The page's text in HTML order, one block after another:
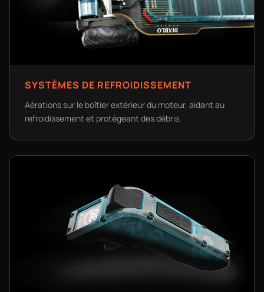
SYSTÈMES DE REFROIDISSEMENT
Aérations sur le boîtier extérieur du moteur, aidant au
refroidissement et protégeant des débris.